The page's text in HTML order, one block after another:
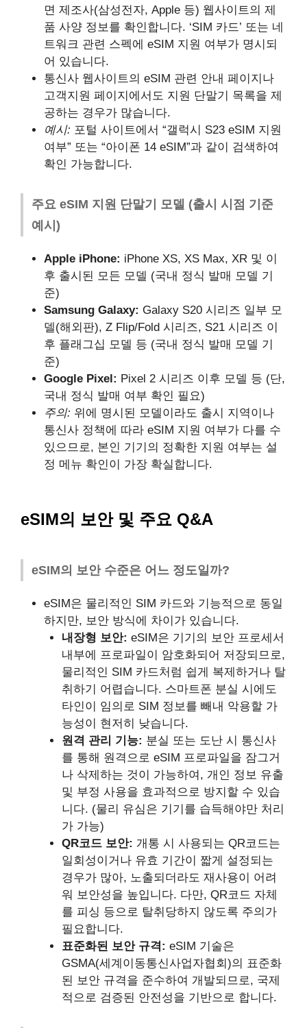
면 제조사(삼성전자, Apple 등) 웹사이트의 제
품 사양 정보를 확인합니다. ‘SIM 카드’ 또는 네
트워크 관련 스펙에 eSIM 지원 여부가 명시되
어 있습니다.
통신사 웹사이트의 eSIM 관련 안내 페이지나
고객지원 페이지에서도 지원 단말기 목록을 제
공하는 경우가 많습니다.
예시: 포털 사이트에서 “갤럭시 S23 eSIM 지원
여부” 또는 “아이폰 14 eSIM”과 같이 검색하여
확인 가능합니다.
주요 eSIM 지원 단말기 모델 (출시 시점 기준
예시)
Apple iPhone: iPhone XS, XS Max, XR 및 이
후 출시된 모든 모델 (국내 정식 발매 모델 기
준)
Samsung Galaxy: Galaxy S20 시리즈 일부 모
델(해외판), Z Flip/Fold 시리즈, S21 시리즈 이
후 플래그십 모델 등 (국내 정식 발매 모델 기
준)
Google Pixel: Pixel 2 시리즈 이후 모델 등 (단,
국내 정식 발매 여부 확인 필요)
주의: 위에 명시된 모델이라도 출시 지역이나
통신사 정책에 따라 eSIM 지원 여부가 다를 수
있으므로, 본인 기기의 정확한 지원 여부는 설
정 메뉴 확인이 가장 확실합니다.
eSIM의 보안 및 주요 Q&A
eSIM의 보안 수준은 어느 정도일까?
eSIM은 물리적인 SIM 카드와 기능적으로 동일
하지만, 보안 방식에 차이가 있습니다.
내장형 보안: eSIM은 기기의 보안 프로세서
내부에 프로파일이 암호화되어 저장되므로,
물리적인 SIM 카드처럼 쉽게 복제하거나 탈
취하기 어렵습니다. 스마트폰 분실 시에도
타인이 임의로 SIM 정보를 빼내 악용할 가
능성이 현저히 낮습니다.
원격 관리 기능: 분실 또는 도난 시 통신사
를 통해 원격으로 eSIM 프로파일을 잠그거
나 삭제하는 것이 가능하여, 개인 정보 유출
및 부정 사용을 효과적으로 방지할 수 있습
니다. (물리 유심은 기기를 습득해야만 처리
가 가능)
QR코드 보안: 개통 시 사용되는 QR코드는
일회성이거나 유효 기간이 짧게 설정되는
경우가 많아, 노출되더라도 재사용이 어려
워 보안성을 높입니다. 다만, QR코드 자체
를 피싱 등으로 탈취당하지 않도록 주의가
필요합니다.
표준화된 보안 규격: eSIM 기술은
GSMA(세계이동통신사업자협회)의 표준화
된 보안 규격을 준수하여 개발되므로, 국제
적으로 검증된 안전성을 기반으로 합니다.